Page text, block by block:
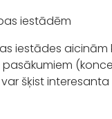
iestādēm
iestādes
šķist